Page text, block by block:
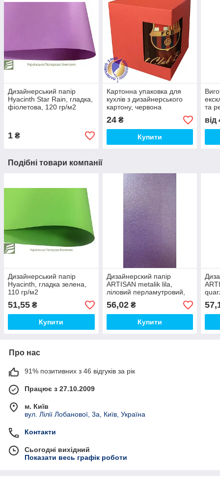
Дизайнерський папір
Hyacinth Star Rain, гладка,
фіолетова, 120 гр/м2
1 ₴
Картонна упаковка для
кухлів з дизайнерського
картону, червона
24₴
Купити
та
від
Подібні товари компанії
Дизайнерський папір
Hyacinth, гладка зелена,
110 гр/м2
51,55 ₴
Купити
Дизайнерский папір
ARTISAN metalik lila,
ліловий перламутровий,
56,02₴
Купити
Арт.
Про нас
91% позитивних з 46 відгуків за рік
Працює з 27.10.2009
м. Київ
вул. Лілії Лобанової, 3а, Київ, Україна
Контакти
Сьогодні вихідний
Показати весь графік роботи